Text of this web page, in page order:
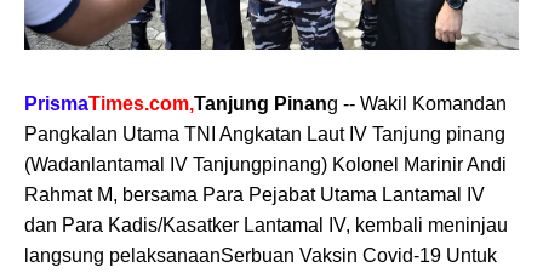
PrismaTimes.com,Tanjung Pinang -- Wakil Komandan
Pangkalan Utama TNI Angkatan Laut IV Tanjung pinang
(Wadanlantamal IV Tanjungpinang) Kolonel Marinir Andi
Rahmat M, bersama Para Pejabat Utama Lantamal IV
dan Para Kadis/Kasatker Lantamal IV, kembali meninjau
langsung pelaksanaanSerbuan Vaksin Covid-19 Untuk